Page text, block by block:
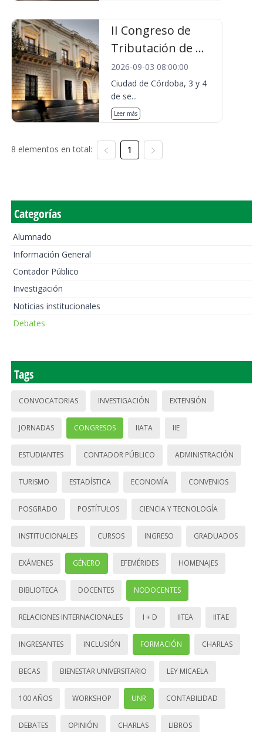
II Congreso de
Tributación de ...
2026-09-03 08:00:00
Ciudad de Córdoba, 3 y 4
de se...
Leer más
8 elementos en total: 1
Categorías
Alumnado
Información General
Contador Público
Investigación
Noticias institucionales
Debates
Tags
CONVOCATORIAS INVESTIGACIÓN EXTENSIÓN
JORNADAS CONGRESOS IIATA IIE
ESTUDIANTES CONTADOR PÚBLICO ADMINISTRACIÓN
TURISMO ESTADÍSTICA ECONOMÍA CONVENIOS
POSGRADO POSTÍTULOS CIENCIA Y TECNOLOGÍA
INSTITUCIONALES CURSOS INGRESO GRADUADOS
EXÁMENES GÉNERO EFEMÉRIDES HOMENAJES
BIBLIOTECA DOCENTES NODOCENTES
RELACIONES INTERNACIONALES I + D IITEA IITAE
INGRESANTES INCLUSIÓN FORMACIÓN CHARLAS
BECAS BIENESTAR UNIVERSITARIO LEY MICAELA
100 AÑOS WORKSHOP UNR CONTABILIDAD
DEBATES OPINIÓN CHARLAS LIBROS